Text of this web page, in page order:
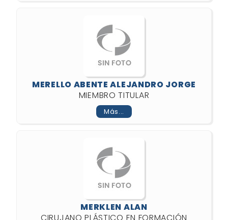
MERELLO ABENTE ALEJANDRO JORGE
MIEMBRO TITULAR
Más...
MERKLEN ALAN